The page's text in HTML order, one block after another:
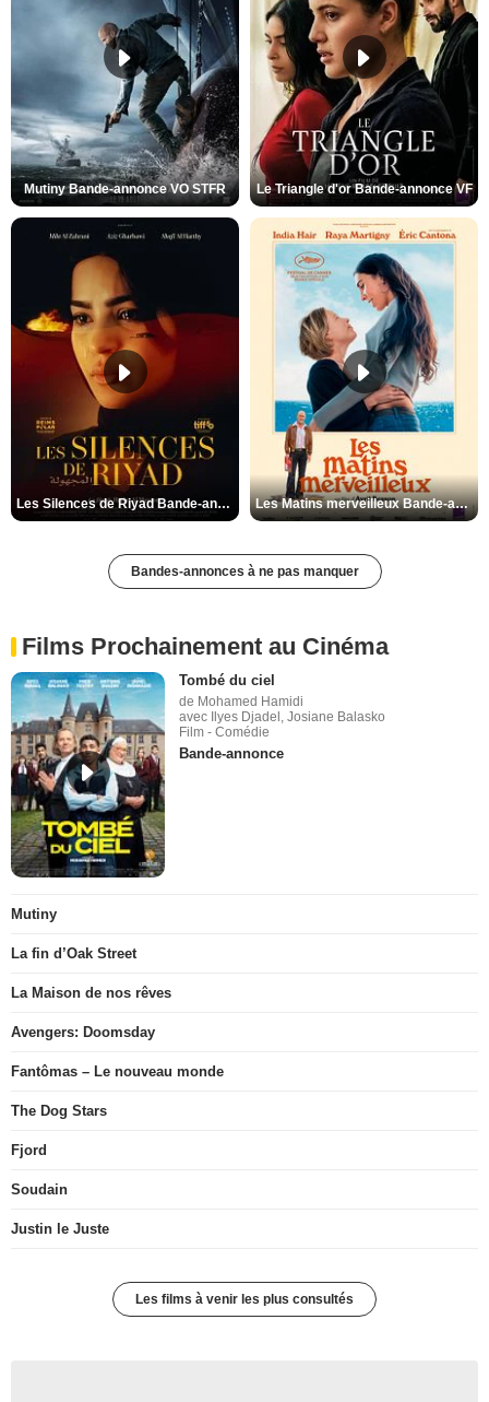
Mutiny Bande-annonce VO STFR Le Triangle d'or Bande-annonce VF
Les Silences de Riyad Bande-annonce VO STFR Les Matins merveilleux Bande-annonce VF
Bandes-annonces à ne pas manquer
Films Prochainement au Cinéma
Tombé du ciel
de Mohamed Hamidi
avec Ilyes Djadel, Josiane Balasko
Film - Comédie
Bande-annonce
Mutiny
La fin d’Oak Street
La Maison de nos rêves
Avengers: Doomsday
Fantômas – Le nouveau monde
The Dog Stars
Fjord
Soudain
Justin le Juste
Les films à venir les plus consultés